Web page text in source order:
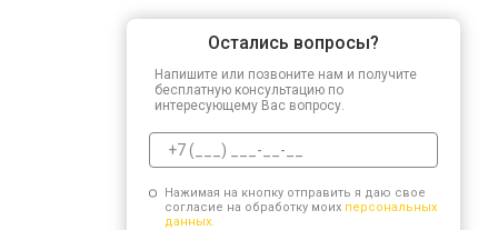
Остались вопросы?
Напишите или позвоните нам и получите
бесплатную консультацию по
интересующему Вас вопросу.
Нажимая на кнопку отправить я даю свое
согласие на обработку моих персональных
данных.